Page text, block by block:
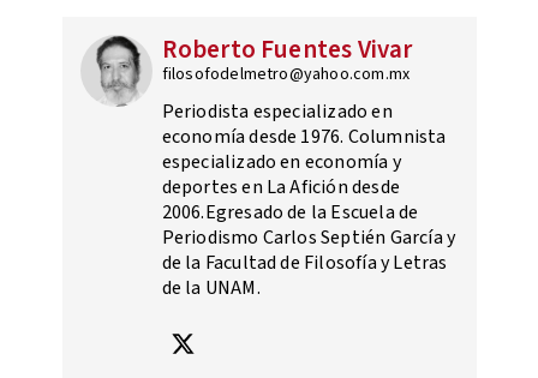
Roberto Fuentes Vivar
filosofodelmetro@yahoo.com.mx
Periodista especializado en
economía desde 1976. Columnista
especializado en economía y
deportes en La Afición desde
2006.Egresado de la Escuela de
Periodismo Carlos Septién García y
de la Facultad de Filosofía y Letras
de la UNAM.